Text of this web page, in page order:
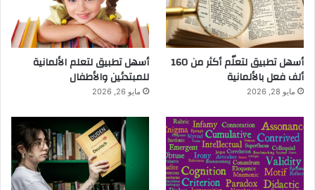
أسهل تطبيق لتعلّم أكثر من 160
ألف فعل بالألمانية
مايو 28, 2026
أسهل تطبيق لتعلم الألمانية
للمبتدئين والأطفال
مايو 26, 2026